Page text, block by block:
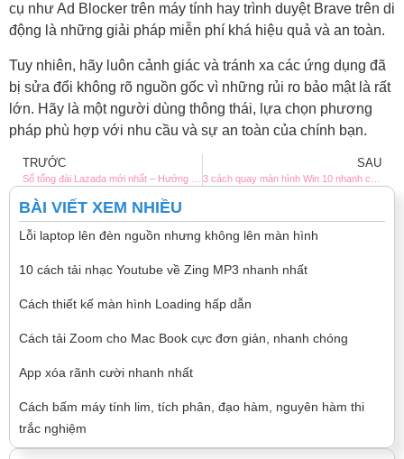
cụ như Ad Blocker trên máy tính hay trình duyệt Brave trên di
động là những giải pháp miễn phí khá hiệu quả và an toàn.
Tuy nhiên, hãy luôn cảnh giác và tránh xa các ứng dụng đã
bị sửa đổi không rõ nguồn gốc vì những rủi ro bảo mật là rất
lớn. Hãy là một người dùng thông thái, lựa chọn phương
pháp phù hợp với nhu cầu và sự an toàn của chính bạn.
TRƯỚC SAU
BÀI VIẾT XEM NHIỀU
Lỗi laptop lên đèn nguồn nhưng không lên màn hình
10 cách tải nhạc Youtube về Zing MP3 nhanh nhất
Cách thiết kế màn hình Loading hấp dẫn
Cách tải Zoom cho Mac Book cực đơn giản, nhanh chóng
App xóa rãnh cười nhanh nhất
Cách bấm máy tính lim, tích phân, đạo hàm, nguyên hàm thi
trắc nghiệm